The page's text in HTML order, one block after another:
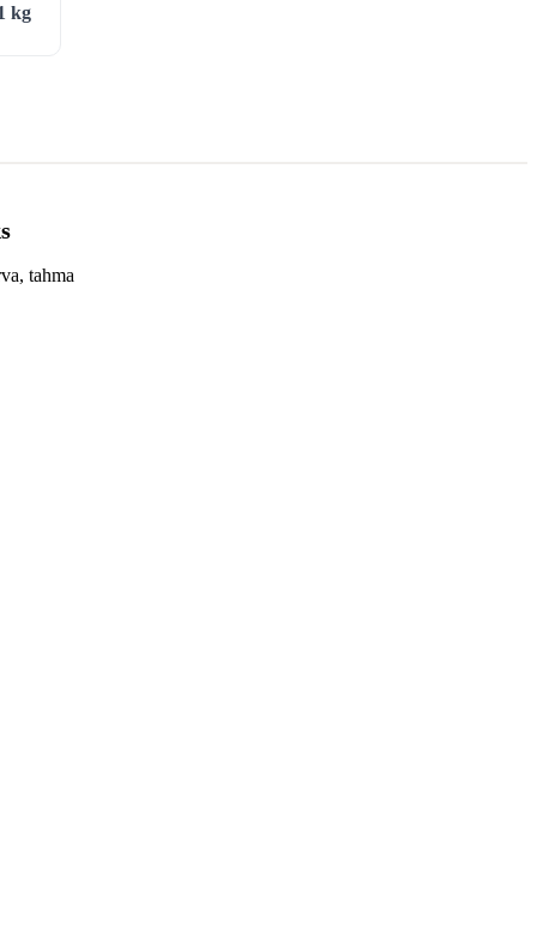
kg
tahma